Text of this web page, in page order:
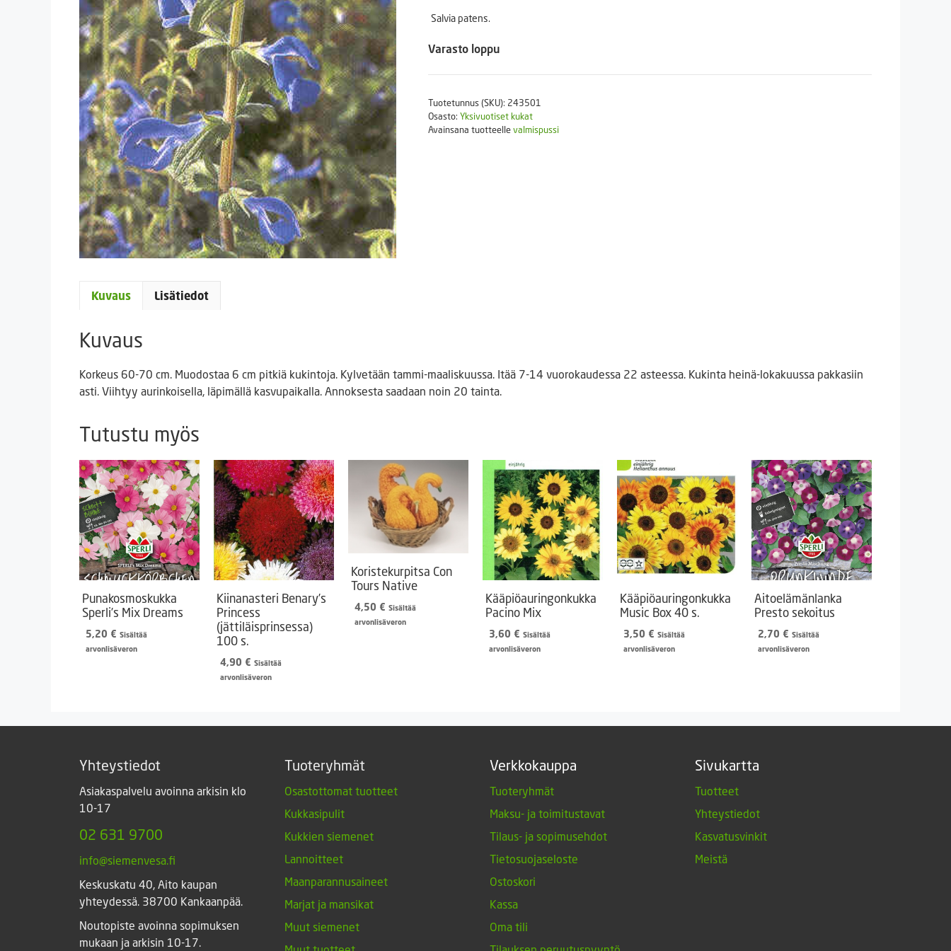
Salvia patens.
Varasto loppu
Tuotetunnus (SKU): 243501
Osasto: Yksivuotiset kukat
Avainsana tuotteellevalmispussi
Kuvaus Lisätiedot
Kuvaus
Korkeus 60-70 cm. Muodostaa 6 cm pitkiä kukintoja. Kylvetään tammi-maaliskuussa. Itää 7-14 vuorokaudessa 22 asteessa. Kukinta heinä-lokakuussa pakkasiin
asti. Viihtyy aurinkoisella, läpimällä kasvupaikalla. Annoksesta saadaan noin 20 tainta.
Tutustu myös
Punakosmoskukka
Sperli’s Mix Dreams
5,20 € Sisältää
arvonlisäveron
Kiinanasteri Benary’s
Princess
(jättiläisprinsessa)
100 s.
4,90 € Sisältää
arvonlisäveron
Koristekurpitsa Con
Tours Native
4,50 € Sisältää
arvonlisäveron
Kääpiöauringonkukka
Pacino Mix
3,60 € Sisältää
arvonlisäveron
Kääpiöauringonkukka
Music Box 40 s.
3,50 € Sisältää
arvonlisäveron
Aitoelämänlanka
Presto sekoitus
2,70 € Sisältää
arvonlisäveron
Yhteystiedot
Asiakaspalvelu avoinna arkisin klo
10-17
02 631 9700
info@siemenvesa.fi
Keskuskatu 40, Aito kaupan
yhteydessä. 38700 Kankaanpää.
Noutopiste avoinna sopimuksen
mukaan ja arkisin 10-17.
Tuoteryhmät
Osastottomat tuotteet
Kukkasipulit
Kukkien siemenet
Lannoitteet
Maanparannusaineet
Marjat ja mansikat
Muut siemenet
Verkkokauppa
Tuoteryhmät
Maksu- ja toimitustavat
Tilaus- ja sopimusehdot
Tietosuojaseloste
Ostoskori
Kassa
Oma tili
Sivukartta
Tuotteet
Yhteystiedot
Kasvatusvinkit
Meistä